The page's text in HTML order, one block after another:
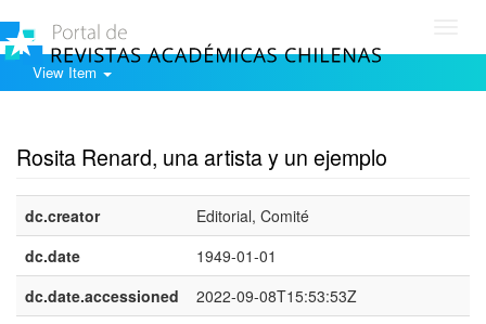
View Item
Rosita Renard, una artista y un ejemplo
dc.creator
Editorial, Comité
dc.date
1949-01-01
dc.date.accessioned
2022-09-08T15:53:53Z